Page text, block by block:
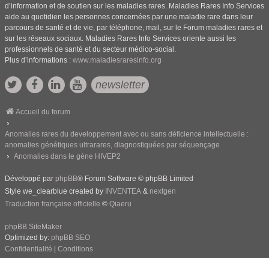
d’information et de soutien sur les maladies rares. Maladies Rares Info Services
aide au quotidien les personnes concernées par une maladie rare dans leur
parcours de santé et de vie, par téléphone, mail, sur le Forum maladies rares et
sur les réseaux sociaux. Maladies Rares Info Services oriente aussi les
professionnels de santé et du secteur médico-social.
Plus d’informations : www.maladiesraresinfo.org
newsletter
Accueil du forum
Anomalies rares du developpement avec ou sans déficience intellectuelle :
anomalies génétiques ultrarares, diagnostiquées par séquençage
Anomalies dans le gène HIVEP2
Développé par phpBB® Forum Software © phpBB Limited
Style we_clearblue created by INVENTEA & nextgen
Traduction française officielle © Qiaeru
phpBB SiteMaker
Optimized by: phpBB SEO
Confidentialité
Conditions